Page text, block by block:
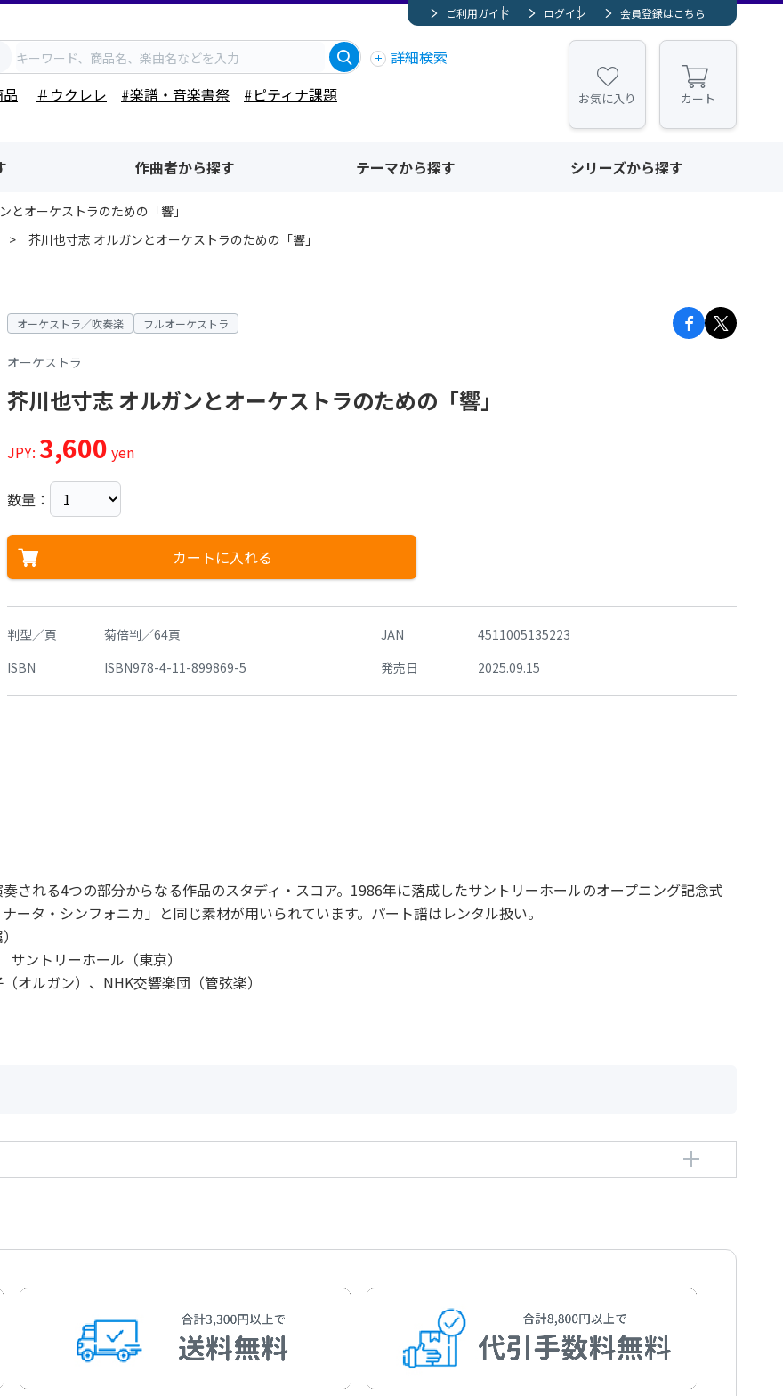
ご利用ガイド ログイン 会員登録はこちら
詳細検索
＃ウクレレ #楽譜・音楽書祭
#ピティナ課題
お気に入り カート
作曲者から探す テーマから探す シリーズから探す
とオーケストラのための「響」
芥川也寸志 オルガンとオーケストラのための「響」
オーケストラ／吹奏楽 フルオーケストラ
オーケストラ
芥川也寸志 オルガンとオーケストラのための「響」
JPY: 3,600 yen
数量：
カートに入れる
判型／頁 菊倍判／64頁 JAN
4511005135223
ISBN
ISBN978-4-11-899869-5 発売日 2025.09.15
される4つの部分からなる作品のスタディ・スコア。1986年に落成したサントリーホールのオープニング記念式
ータ・シンフォニカ」と同じ素材が用いられています。パート譜はレンタル扱い。
ントリーホール（東京）
オルガン）、NHK交響楽団（管弦楽）